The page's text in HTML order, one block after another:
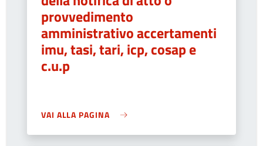
provvedimento
amministrativo accertamenti
imu, tasi, tari, icp, cosap e
c.u.p
VAI ALLA PAGINA